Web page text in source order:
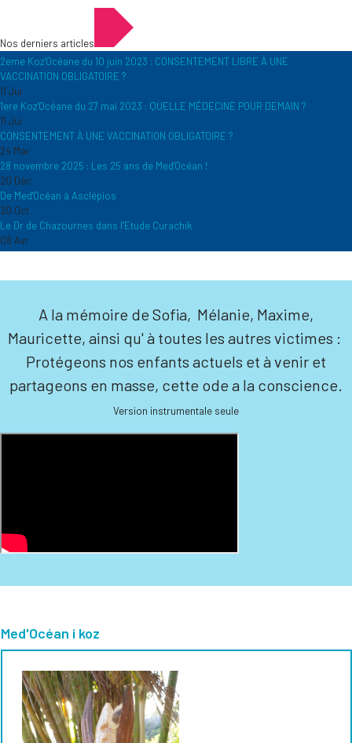
Nos derniers articles
2eme Koz'Océane du 10 juin 2023 : CONSENTEMENT LIBRE À UNE
VACCINATION OBLIGATOIRE ?
11 Jui
1ere Koz'Océane du 27 mai 2023 : QUELLE MÉDECINE POUR DEMAIN ?
11 Jui
CONSENTEMENT À UNE VACCINATION OBLIGATOIRE ?
24 Mar
28 novembre 2025 : Les 25 ans de Med'Océan !
20 Déc
De Med'Océan à Asclépios
30 Oct
Le Dr de Chazournes dans l’Etude Curachik
08 Avr
A la mémoire de Sofia, Mélanie, Maxime,
Mauricette, ainsi qu' à toutes les autres victimes :
Protégeons nos enfants actuels et à venir et
partageons en masse, cette ode a la conscience.
Version instrumentale seule
Med'Océan i koz